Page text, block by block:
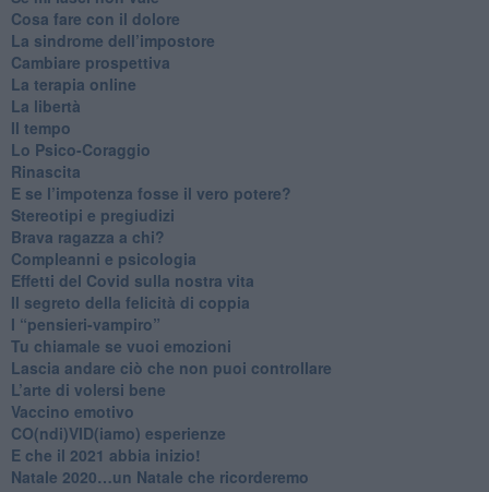
Cosa fare con il dolore
​La sindrome dell’impostore
​Cambiare prospettiva
La terapia online
La libertà
​Il tempo
​Lo Psico-Coraggio
Rinascita
​E se l’impotenza fosse il vero potere?
Stereotipi e pregiudizi
​Brava ragazza a chi?
​Compleanni e psicologia
Effetti del Covid sulla nostra vita
Il segreto della felicità di coppia
​I “pensieri-vampiro”
​Tu chiamale se vuoi emozioni
​Lascia andare ciò che non puoi controllare
L’arte di volersi bene
​Vaccino emotivo
CO(ndi)VID(iamo) esperienze
​E che il 2021 abbia inizio!
​Natale 2020…un Natale che ricorderemo